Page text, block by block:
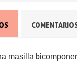
masilla